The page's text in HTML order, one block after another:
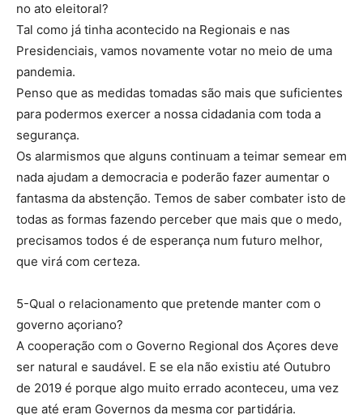
no ato eleitoral?
Tal como já tinha acontecido na Regionais e nas
Presidenciais, vamos novamente votar no meio de uma
pandemia.
Penso que as medidas tomadas são mais que suficientes
para podermos exercer a nossa cidadania com toda a
segurança.
Os alarmismos que alguns continuam a teimar semear em
nada ajudam a democracia e poderão fazer aumentar o
fantasma da abstenção. Temos de saber combater isto de
todas as formas fazendo perceber que mais que o medo,
precisamos todos é de esperança num futuro melhor,
que virá com certeza.
5-Qual o relacionamento que pretende manter com o
governo açoriano?
A cooperação com o Governo Regional dos Açores deve
ser natural e saudável. E se ela não existiu até Outubro
de 2019 é porque algo muito errado aconteceu, uma vez
que até eram Governos da mesma cor partidária.